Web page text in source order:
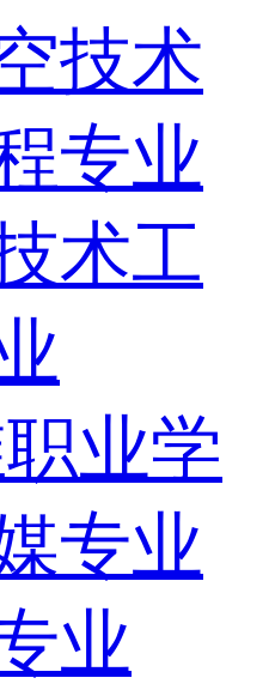
术工
业